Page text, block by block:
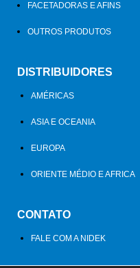
FACETADORAS E AFINS
OUTROS PRODUTOS
DISTRIBUIDORES
AMÉRICAS
ASIA E OCEANIA
EUROPA
ORIENTE MÉDIO E AFRICA
CONTATO
FALE COM A NIDEK